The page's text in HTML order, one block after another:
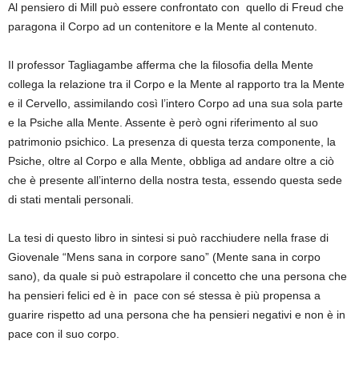
Al pensiero di Mill può essere confrontato con quello di Freud che
paragona il Corpo ad un contenitore e la Mente al contenuto.
Il professor Tagliagambe afferma che la filosofia della Mente
collega la relazione tra il Corpo e la Mente al rapporto tra la Mente
e il Cervello, assimilando così l’intero Corpo ad una sua sola parte
e la Psiche alla Mente. Assente è però ogni riferimento al suo
patrimonio psichico. La presenza di questa terza componente, la
Psiche, oltre al Corpo e alla Mente, obbliga ad andare oltre a ciò
che è presente all’interno della nostra testa, essendo questa sede
di stati mentali personali.
La tesi di questo libro in sintesi si può racchiudere nella frase di
Giovenale “Mens sana in corpore sano” (Mente sana in corpo
sano), da quale si può estrapolare il concetto che una persona che
ha pensieri felici ed è in pace con sé stessa è più propensa a
guarire rispetto ad una persona che ha pensieri negativi e non è in
pace con il suo corpo.